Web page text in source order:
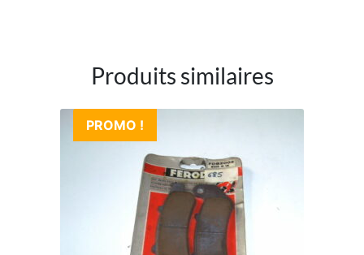
Produits similaires
PROMO !